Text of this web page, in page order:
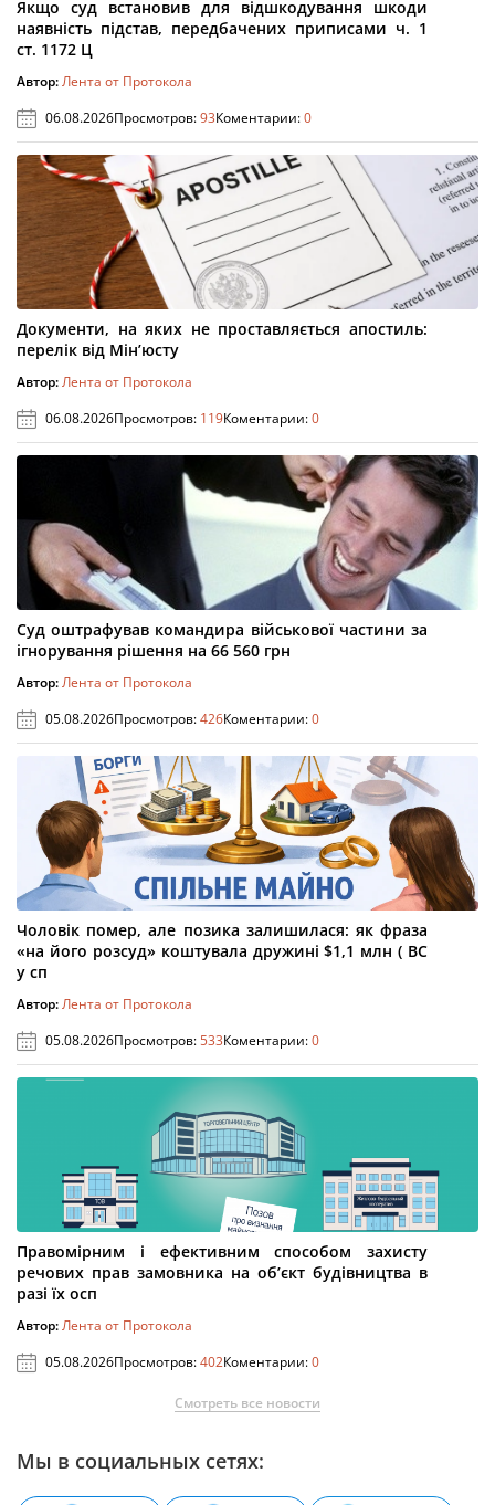
Якщо суд встановив для відшкодування шкоди
наявність підстав, передбачених приписами ч. 1
ст. 1172 Ц
Автор:Лента от Протокола
06.08.2026Просмотров:93Коментарии:0
Документи, на яких не проставляється апостиль:
перелік від Мін’юсту
Автор:Лента от Протокола
06.08.2026Просмотров: 119Коментарии:0
Суд оштрафував командира військової частини за
ігнорування рішення на 66 560 грн
Автор:Лента от Протокола
05.08.2026Просмотров:426Коментарии:0
Чоловік помер, але позика залишилася: як фраза
«на його розсуд» коштувала дружині $1,1 млн ( ВС
у сп
Автор:Лента от Протокола
05.08.2026Просмотров:533Коментарии:0
Правомірним і ефективним способом захисту
речових прав замовника на об’єкт будівництва в
разі їх осп
Автор:Лента от Протокола
05.08.2026Просмотров:402Коментарии:0
Смотреть все новости
Мы в социальных сетях: